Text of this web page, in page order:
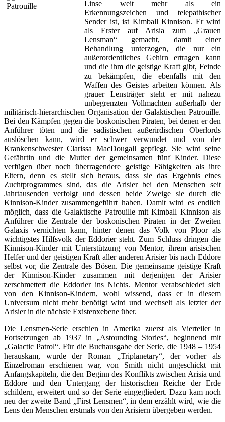
Linse weit mehr als ein
Erkennungszeichen und telepathischer
Sender ist, ist Kimball Kinnison. Er wird
als Erster auf Arisia zum „Grauen
Lensman“ gemacht, damit einer
Behandlung unterzogen, die nur ein
außerordentliches Gehirn ertragen kann
und die ihm die geistige Kraft gibt, Feinde
zu bekämpfen, die ebenfalls mit den
Waffen des Geistes arbeiten können. Als
grauer Lensträger steht er mit nahezu
unbegrenzten Vollmachten außerhalb der
militärisch-hierarchischen Organisation der Galaktischen Patrouille.
Bei den Kämpfen gegen die boskonischen Piraten, bei denen er den
Anführer töten und die sadistischen außerirdischen Oberlords
auslöschen kann, wird er schwer verwundet und von der
Krankenschwester Clarissa MacDougall gepflegt. Sie wird seine
Gefährtin und die Mutter der gemeinsamen fünf Kinder. Diese
verfügen über noch überragendere geistige Fähigkeiten als ihre
Eltern, denn es stellt sich heraus, dass sie das Ergebnis eines
Zuchtprogrammes sind, das die Arisier bei den Menschen seit
Jahrtausenden verfolgt und dessen beide Zweige sie durch die
Kinnison-Kinder zusammengeführt haben. Damit wird es endlich
möglich, dass die Galaktische Patrouille mit Kimball Kinnison als
Anführer die Zentrale der boskonischen Piraten in der Zweiten
Galaxis vernichten kann, hinter denen das Volk von Ploor als
wichtigstes Hilfsvolk der Eddorier steht. Zum Schluss dringen die
Kinnison-Kinder mit Unterstützung von Mentor, ihrem arisischen
Helfer und der geistigen Kraft aller anderen Arisier bis nach Eddore
selbst vor, die Zentrale des Bösen. Die gemeinsame geistige Kraft
der Kinnison-Kinder zusammen mit derjenigen der Arisier
zerschmettert die Eddorier ins Nichts. Mentor verabschiedet sich
von den Kinnison-Kindern, wohl wissend, dass er in diesem
Universum nicht mehr benötigt wird und wechselt als letzter der
Arisier in die nächste Existenxebene über.
Die Lensmen-Serie erschien in Amerika zuerst als Vierteiler in
Fortsetzungen ab 1937 in „Astounding Stories“, beginnend mit
„Galactic Patrol“. Für die Buchausgabe der Serie, die 1948 – 1954
herauskam, wurde der Roman „Triplanetary“, der vorher als
Einzelroman erschienen war, von Smith nicht ungeschickt mit
Anfangskapiteln, die den Beginn des Konflikts zwischen Arisia und
Eddore und den Untergang der historischen Reiche der Erde
schildern, erweitert und so der Serie eingegliedert. Dazu kam noch
neu der zweite Band „First Lensmen“, in dem erzählt wird, wie die
Lens den Menschen erstmals von den Arisiern übergeben werden.